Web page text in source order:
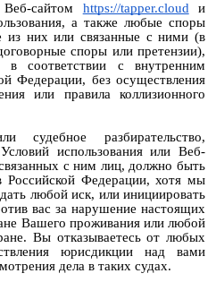
сайтом https://tapper.cloud и
а также любые споры
из них или связанные с ними (в
споры или претензии),
в соответствии с внутренним
Федерации, без осуществления
или правила коллизионного
разбирательство,
использования или Веб-
с ним лиц, должно быть
Российской Федерации, хотя мы
любой иск, или инициировать
вас за нарушение настоящих
Вашего проживания или любой
Вы отказываетесь от любых
юрисдикции над вами
дела в таких судах.